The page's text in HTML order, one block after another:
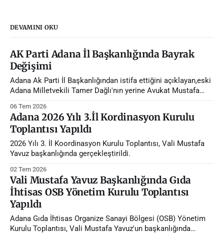
DEVAMINI OKU
AK Parti Adana İl Başkanlığında Bayrak
Değişimi
Adana Ak Parti İl Başkanlığından istifa ettiğini açıklayan,eski
Adana Milletvekili Tamer Dağlı'nın yerine Avukat Mustafa
06 Tem 2026
Adana 2026 Yılı 3.İl Kordinasyon Kurulu
Toplantısı Yapıldı
2026 Yılı 3. İl Koordinasyon Kurulu Toplantısı, Vali Mustafa
Yavuz başkanlığında gerçekleştirildi.
02 Tem 2026
Vali Mustafa Yavuz Başkanlığında Gıda
İhtisas OSB Yönetim Kurulu Toplantısı
Yapıldı
Adana Gıda İhtisas Organize Sanayi Bölgesi (OSB) Yönetim
Kurulu Toplantısı, Vali Mustafa Yavuz'un başkanlığında